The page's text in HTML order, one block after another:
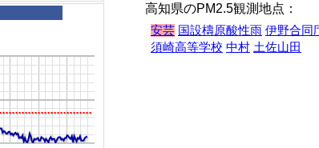
高知県のPM2.5観測地点：
安芸 国設檮原酸性雨 伊野合同
須崎高等学校 中村 土佐山田